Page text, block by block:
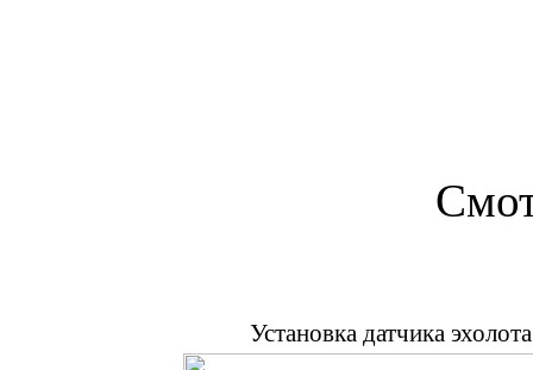
Установка датчика эхолота